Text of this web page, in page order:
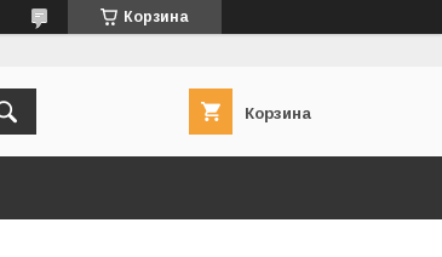
Корзина
Корзина